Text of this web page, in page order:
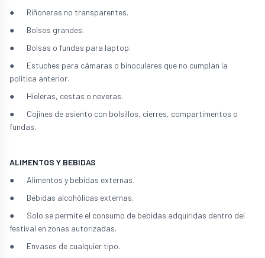
● Riñoneras no transparentes.
● Bolsos grandes.
● Bolsas o fundas para laptop.
● Estuches para cámaras o binoculares que no cumplan la
política anterior.
● Hieleras, cestas o neveras.
● Cojines de asiento con bolsillos, cierres, compartimentos o
fundas.
ALIMENTOS Y BEBIDAS
● Alimentos y bebidas externas.
● Bebidas alcohólicas externas.
● Solo se permite el consumo de bebidas adquiridas dentro del
festival en zonas autorizadas.
● Envases de cualquier tipo.